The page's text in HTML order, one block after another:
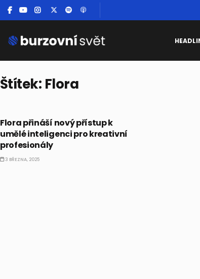
Štítek: Flora
Flora přináší nový přístup k
umělé inteligenci pro kreativní
profesionály
3 BŘEZNA, 2025